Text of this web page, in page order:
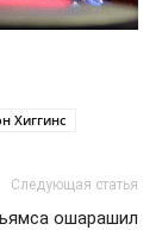
Хиггинс
Следующая статья
ошарашил